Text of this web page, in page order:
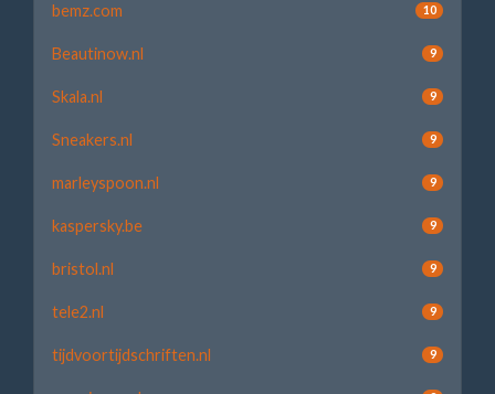
bemz.com 10
Beautinow.nl 9
Skala.nl 9
Sneakers.nl 9
marleyspoon.nl 9
kaspersky.be 9
bristol.nl 9
tele2.nl 9
tijdvoortijdschriften.nl 9